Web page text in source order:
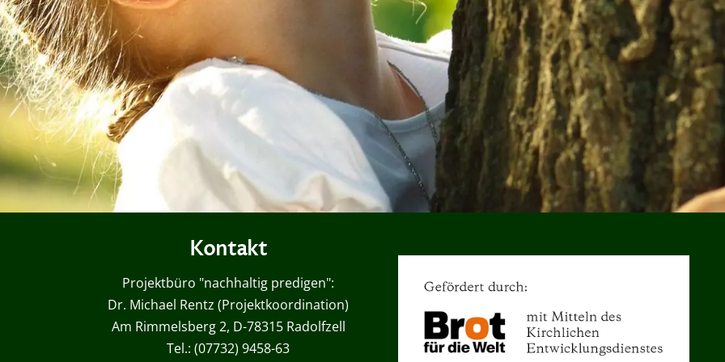
Kontakt
Projektbüro "nachhaltig predigen":
Dr. Michael Rentz (Projektkoordination)
Am Rimmelsberg 2, D-78315 Radolfzell
Tel.: (07732) 9458-63